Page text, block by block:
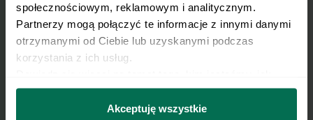
społecznościowym, reklamowym i analitycznym.
Partnerzy mogą połączyć te informacje z innymi danymi
otrzymanymi od Ciebie lub uzyskanymi podczas
korzystania z ich usług.
można się z nami skontaktować i w jaki sposób
przetwarzamy dane osobowe w ramach
Akceptuję wszystkie
Nasze najlepsze przepisy, prosto na Twoja
skrzynkę e-mail.